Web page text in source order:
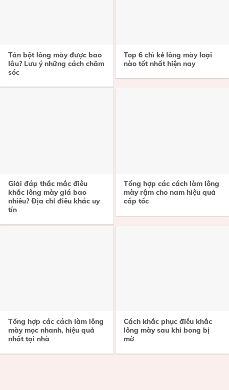
Tán bột lông mày được bao
lâu? Lưu ý những cách chăm
sóc
Top 6 chì kẻ lông mày loại
nào tốt nhất hiện nay
Giải đáp thắc mắc điêu
khắc lông mày giá bao
nhiêu? Địa chỉ điêu khắc uy
tín
Tổng hợp các cách làm lông
mày rậm cho nam hiệu quả
cấp tốc
Tổng hợp các cách làm lông
mày mọc nhanh, hiệu quả
nhất tại nhà
Cách khắc phục điêu khắc
lông mày sau khi bong bị
mờ